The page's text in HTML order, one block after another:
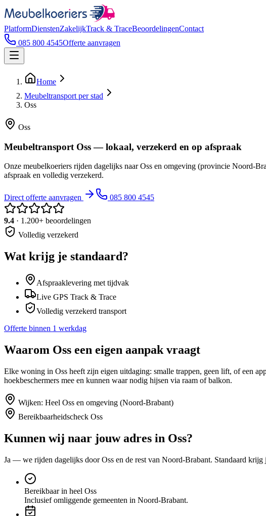
PlatformDienstenZakelijkTrack & TraceBeoordelingenContact
085 800 4545Offerte aanvragen
Home
Meubeltransport per stad
Oss
Oss
Meubeltransport Oss — lokaal, verzekerd en op afspraak
Onze meubelkoeriers rijden dagelijks naar Oss en omgeving (provincie Noord-
afspraak en volledig verzekerd.
Direct offerte aanvragen 085 800 4545
9.4 · 1.200+ beoordelingen
Volledig verzekerd
Wat krijg je standaard?
Afspraaklevering met tijdvak
Live GPS Track & Trace
Volledig verzekerd transport
Offerte binnen 1 werkdag
Waarom Oss een eigen aanpak vraagt
Elke woning in Oss heeft zijn eigen uitdaging: smalle trappen, geen lift, of een
hoekbeschermers mee en kunnen waar nodig hijsen via raam of balkon.
Wijken: Heel Oss en omgeving (Noord-Brabant)
Bereikbaarheidscheck Oss
Kunnen wij naar jouw adres in Oss?
Ja — we rijden dagelijks doorOss en de rest van Noord-Brabant. Standaard krijg
Bereikbaar in heel Oss
Inclusief omliggende gemeenten in Noord-Brabant.